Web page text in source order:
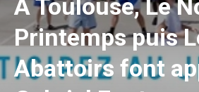
A Toulouse, Le
Printemps puis
Abattoirs font